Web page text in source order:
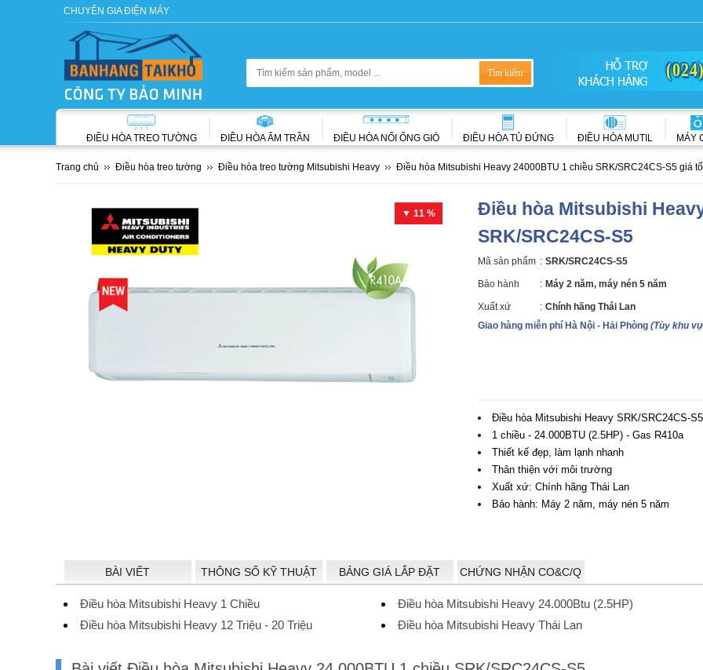
CHUYÊN GIA ĐIỆN MÁY
ĐIỀU HÒA TREO TƯỜNG ĐIỀU HÒA ÂM TRẦN ĐIỀU HÒA NỐI ỐNG GIÓ ĐIỀU HÒA TỦ ĐỨNG ĐIỀU HÒA MUTIL MÁY
Trang chủ Điều hòa treo tường Điều hòa treo tường Mitsubishi Heavy Điều hòa Mitsubishi Heavy 24000BTU 1 chiều SRK/SRC24CS-S5 giá
▼ 11 %
Điều hòa Mitsubishi
SRK/SRC24CS-S5
Mã sản phẩm : SRK/SRC24CS-S5
Bảo hành : Máy 2 năm, máy nén 5 năm
Xuất xứ : Chính hãng Thái Lan
Giao hàng miễn phí Hà Nội - Hải Phòng (Tùy khu
Điều hòa Mitsubishi Heavy SRK/SRC24CS-S5
1 chiều - 24.000BTU (2.5HP) - Gas R410a
Thiết kế đẹp, làm lạnh nhanh
Thân thiện với môi trường
Xuất xứ: Chính hãng Thái Lan
Bảo hành: Máy 2 năm, máy nén 5 năm
BÀI VIẾT THÔNG SỐ KỸ THUẬT BẢNG GIÁ LẮP ĐẶT CHỨNG NHẬN CO&C/Q
Điều hòa Mitsubishi Heavy 1 Chiều
Điều hòa Mitsubishi Heavy 24.000Btu (2.5HP)
Điều hòa Mitsubishi Heavy 12 Triệu - 20 Triệu
Điều hòa Mitsubishi Heavy Thái Lan